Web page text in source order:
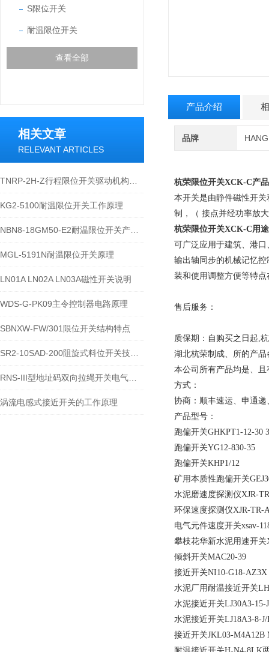
S限位开关
耐温限位开关
查看全部
相关文章
RELEVANT ARTICLES
KG2-5100耐温限位开关工作原理
MGL-5191N耐温限位开关原理
LN01A LN02A LN03A磁性开关说明
WDS-G-PK09主令控制器电路原理
SBNXW-FW/301限位开关结构特点
涡流电感式接近开关的工作原理
产品介绍
品牌
杭荣限位开关XCK-C产
本开关是由静件磁性开
制，（ 接点并经功率放
杭荣限位开关XCK-C用
可广泛应用于建筑、港
输出轴同步的机械记忆
装和使用调整方便等特
售后服务：
质保期：自购买之日起,
湖北杭荣制成、所的产
本公司所有产品均是、
方式：
协商：顺丰速运、申通
产品型号：
跑偏开关GHKPT1-12-30
跑偏开关YG12-830-35
跑偏开关KHP1/12
矿用本质性跑偏开关
水泥磨速度探测仪XJR-
环保速度探测仪XJR-TR-
电气元件速度开关xsav-
攀枝花华新水泥用速开关
倾斜开关MAC20-39
接近开关NI10-G18-AZ3X
水泥厂用耐温接近开关
水泥接近开关LJ30A3-15-
水泥接近开关LJ18A3-8-
接近开关JKL03-M4A12B